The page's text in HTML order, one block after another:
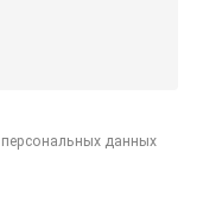
персональных данных